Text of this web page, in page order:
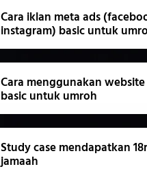
Cara iklan meta ads
instagram) basic untuk
Cara menggunakan website
basic untuk umroh
Study case mendapatkan
jamaah